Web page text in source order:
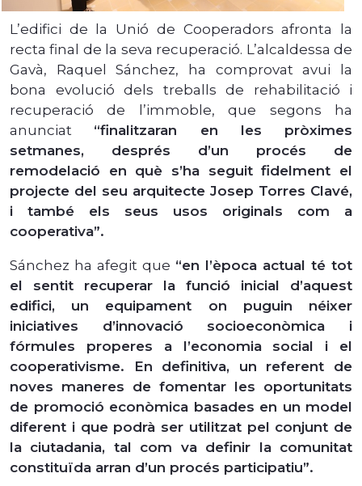
L’edifici de la Unió de Cooperadors afronta la
recta final de la seva recuperació. L’alcaldessa de
Gavà, Raquel Sánchez, ha comprovat avui la
bona evolució dels treballs de rehabilitació i
recuperació de l’immoble, que segons ha
anunciat “finalitzaran en les pròximes
setmanes, després d’un procés de
remodelació en què s’ha seguit fidelment el
projecte del seu arquitecte Josep Torres Clavé,
i també els seus usos originals com a
cooperativa”.
Sánchez ha afegit que “en l’època actual té tot
el sentit recuperar la funció inicial d’aquest
edifici, un equipament on puguin néixer
iniciatives d’innovació socioeconòmica i
fórmules properes a l’economia social i el
cooperativisme. En definitiva, un referent de
noves maneres de fomentar les oportunitats
de promoció econòmica basades en un model
diferent i que podrà ser utilitzat pel conjunt de
la ciutadania, tal com va definir la comunitat
constituïda arran d’un procés participatiu”.